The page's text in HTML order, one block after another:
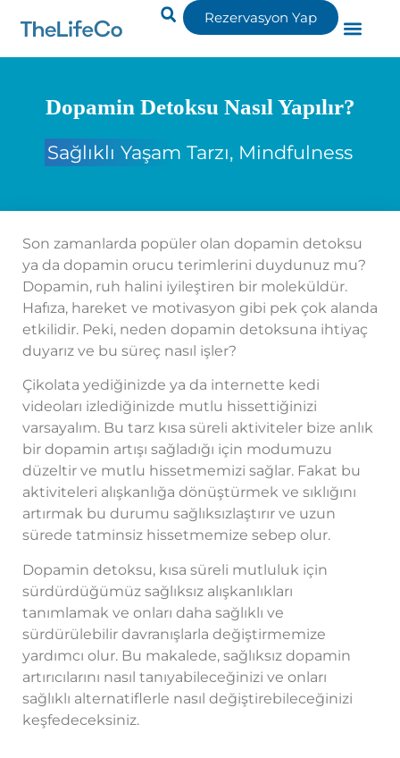
Rezervasyon Yap
Dopamin Detoksu Nasıl Yapılır?
Sağlıklı Yaşam Tarzı, Mindfulness
Son zamanlarda popüler olan dopamin detoksu
ya da dopamin orucu terimlerini duydunuz mu?
Dopamin, ruh halini iyileştiren bir moleküldür.
Hafıza, hareket ve motivasyon gibi pek çok alanda
etkilidir. Peki, neden dopamin detoksuna ihtiyaç
duyarız ve bu süreç nasıl işler?
Çikolata yediğinizde ya da internette kedi
videoları izlediğinizde mutlu hissettiğinizi
varsayalım. Bu tarz kısa süreli aktiviteler bize anlık
bir dopamin artışı sağladığı için modumuzu
düzeltir ve mutlu hissetmemizi sağlar. Fakat bu
aktiviteleri alışkanlığa dönüştürmek ve sıklığını
artırmak bu durumu sağlıksızlaştırır ve uzun
sürede tatminsiz hissetmemize sebep olur.
Dopamin detoksu, kısa süreli mutluluk için
sürdürdüğümüz sağlıksız alışkanlıkları
tanımlamak ve onları daha sağlıklı ve
sürdürülebilir davranışlarla değiştirmemize
yardımcı olur. Bu makalede, sağlıksız dopamin
artırıcılarını nasıl tanıyabileceğinizi ve onları
sağlıklı alternatiflerle nasıl değiştirebileceğinizi
keşfedeceksiniz.